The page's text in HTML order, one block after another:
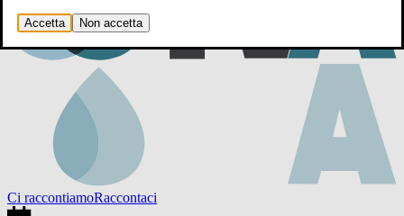
Ci raccontiamoRaccontaci
Accetta Non accetta